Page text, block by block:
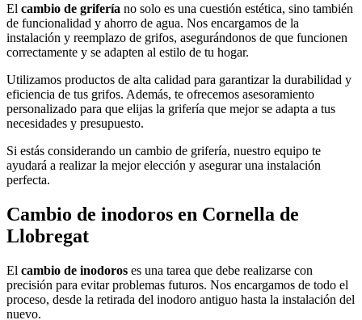
El cambio de grifería no solo es una cuestión estética, sino también
de funcionalidad y ahorro de agua. Nos encargamos de la
instalación y reemplazo de grifos, asegurándonos de que funcionen
correctamente y se adapten al estilo de tu hogar.
Utilizamos productos de alta calidad para garantizar la durabilidad y
eficiencia de tus grifos. Además, te ofrecemos asesoramiento
personalizado para que elijas la grifería que mejor se adapta a tus
necesidades y presupuesto.
Si estás considerando un cambio de grifería, nuestro equipo te
ayudará a realizar la mejor elección y asegurar una instalación
perfecta.
Cambio de inodoros en Cornella de
Llobregat
El cambio de inodoros es una tarea que debe realizarse con
precisión para evitar problemas futuros. Nos encargamos de todo el
proceso, desde la retirada del inodoro antiguo hasta la instalación del
nuevo.